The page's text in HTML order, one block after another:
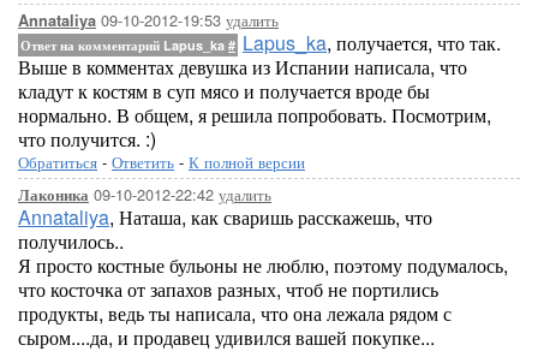
Annataliya 09-10-2012-19:53 удалить
Ответ на комментарий Lapus_ka # Lapus_ka, получается, что так.
Выше в комментах девушка из Испании написала, что
кладут к костям в суп мясо и получается вроде бы
нормально. В общем, я решила попробовать. Посмотрим,
что получится. :)
Обратиться - Ответить - К полной версии
Лаконика 09-10-2012-22:42 удалить
Annataliya, Наташа, как сваришь расскажешь, что
получилось..
Я просто костные бульоны не люблю, поэтому подумалось,
что косточка от запахов разных, чтоб не портились
продукты, ведь ты написала, что она лежала рядом с
сыром....да, и продавец удивился вашей покупке...